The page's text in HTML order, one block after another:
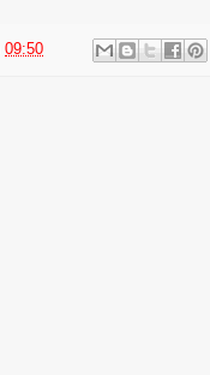
09:50